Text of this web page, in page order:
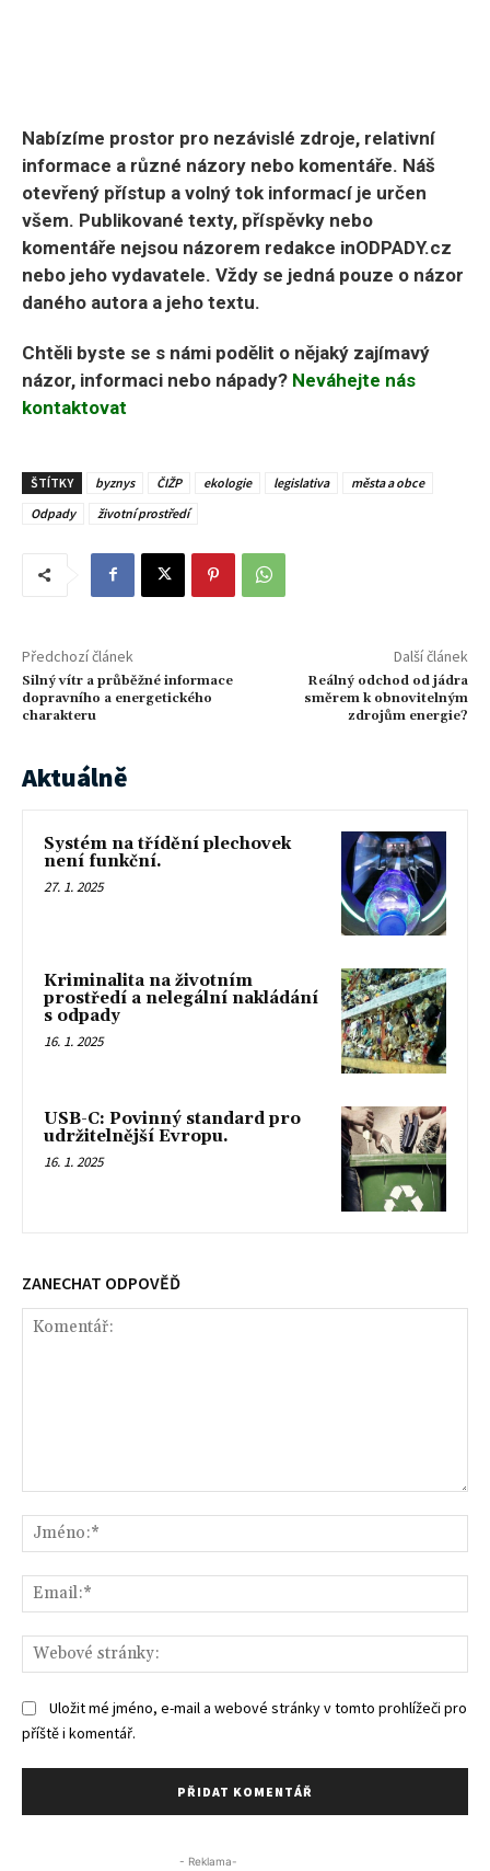
Nabízíme prostor pro nezávislé zdroje, relativní
informace a různé názory nebo komentáře. Náš
otevřený přístup a volný tok informací je určen
všem. Publikované texty, příspěvky nebo
komentáře nejsou názorem redakce inODPADY.cz
nebo jeho vydavatele. Vždy se jedná pouze o názor
daného autora a jeho textu.
Chtěli byste se s námi podělit o nějaký zajímavý
názor, informaci nebo nápady? Neváhejte nás
kontaktovat
ŠTÍTKY byznys ČIŽP ekologie legislativa
města a obce
Odpady
životní prostředí
Předchozí článek
Silný vítr a průběžné informace
dopravního a energetického
charakteru
Další článek
Reálný odchod od jádra
směrem k obnovitelným
zdrojům energie?
Aktuálně
Systém na třídění plechovek
není funkční.
27. 1. 2025
Kriminalita na životním
prostředí a nelegální nakládání
s odpady
16. 1. 2025
USB-C: Povinný standard pro
udržitelnější Evropu.
16. 1. 2025
ZANECHAT ODPOVĚĎ
Uložit mé jméno, e-mail a webové stránky v tomto prohlížeči pro
příště i komentář.
- Reklama-